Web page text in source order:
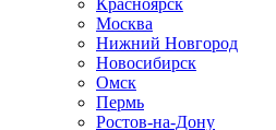
Красноярск
Москва
Нижний Новгород
Новосибирск
Омск
Пермь
Ростов-на-Дону